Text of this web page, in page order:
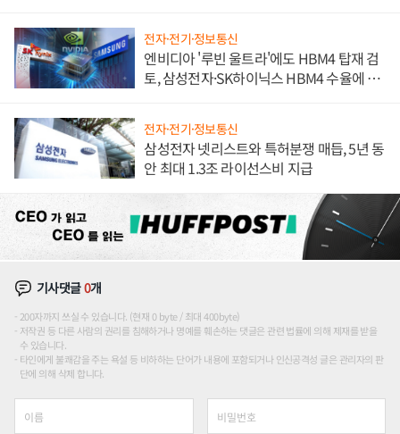
전자·전기·정보통신
엔비디아 '루빈 울트라'에도 HBM4 탑재 검
토, 삼성전자·SK하이닉스 HBM4 수율에 주
전자·전기·정보통신
삼성전자 넷리스트와 특허분쟁 매듭, 5년 동
안 최대 1.3조 라이선스비 지급
기사댓글0개
200자까지 쓰실 수 있습니다. (현재 0 byte / 최대 400byte)
저작권 등 다른 사람의 권리를 침해하거나 명예를 훼손하는 댓글은 관련 법률에 의해 제재를 받을
수 있습니다.
타인에게 불쾌감을 주는 욕설 등 비하하는 단어가 내용에 포함되거나 인신공격성 글은 관리자의 판
단에 의해 삭제 합니다.